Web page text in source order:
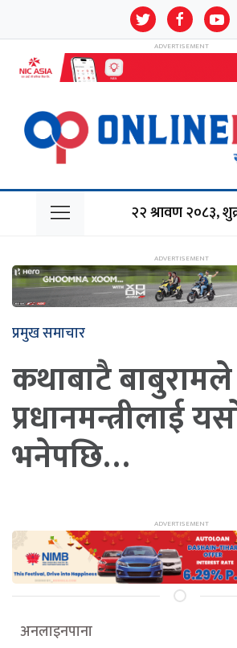
२२ श्रावण २०८३,
प्रमुख समाचार
कथाबाटै बाबुरामले
प्रधानमन्त्रीलाई
भनेपछि…
अनलाइनपाना